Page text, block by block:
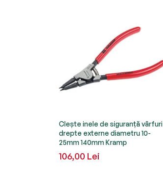
Clește inele de siguranță vârfuri
drepte externe diametru 10-
25mm 140mm Kramp
106,00 Lei